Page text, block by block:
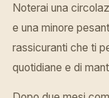
Noterai una
e una minore
rassicuranti che ti
quotidiane e di